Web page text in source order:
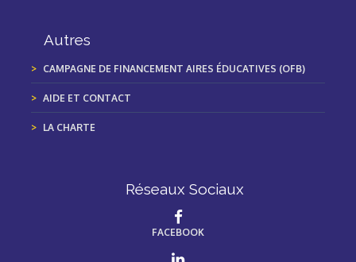
Autres
CAMPAGNE DE FINANCEMENT AIRES ÉDUCATIVES (OFB)
AIDE ET CONTACT
LA CHARTE
Réseaux Sociaux
FACEBOOK